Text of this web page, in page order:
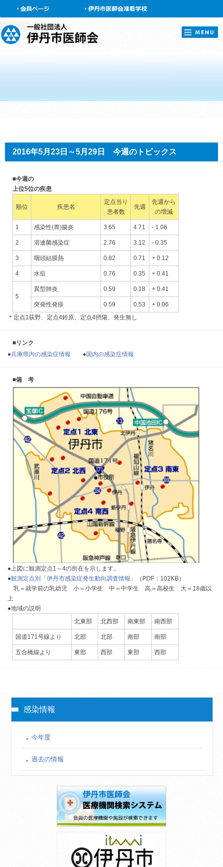
会員ページ
2016年5月23日～5月29日 今週のトピックス
■今週の
上位5位の疾患
順位 疾患名
定点当り
患者数
先週
先週から
の増減
1 感染性(胃)腸炎 3.65 4.71 - 1.06
2 溶連菌感染症 2.76 3.12 - 0.35
3 咽頭結膜熱 0.82 0.71 + 0.12
4 水痘 0.76 0.35 + 0.41
5
異型肺炎 0.59 0.18 + 0.41
突発性発疹 0.59 0.53
+ 0.06
＊定点1荻野、定点4鈴原、定点4摂陽、発生無し
■リンク
●兵庫県内の感染症情報 ●国内の感染症情報
■備 考
●上図に観測定点1～4の所在を示します。
●観測定点別「伊丹市感染症発生動向調査情報」
（PDF：102KB）
乳＝就学前の乳幼児 小＝小学生 中＝中学生 高＝高校生 大＝18歳以
上
●地域の説明
北東部
北西部 南東部 南西部
国道171号線より 北部 北部 南部 南部
五合橋線より 東部 西部 東部 西部
感染情報
今年度
過去の情報